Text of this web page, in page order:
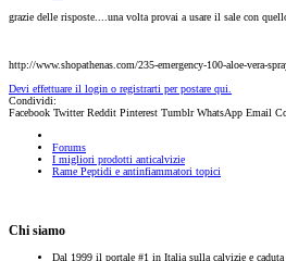
grazie delle risposte....una volta provai a usare il sale con
http://www.shopathenas.com/235-emergency-100-aloe-vera-
Devi effettuare il login o registrarti per postare qui.
Condividi:
Facebook Twitter Reddit Pinterest Tumblr WhatsApp Email
Forums
I migliori prodotti anticalvizie
Rame Peptidi e antinfiammatori topici
Chi siamo
Dal 1999 il portale #1 in Italia sulla calvizie e caduta